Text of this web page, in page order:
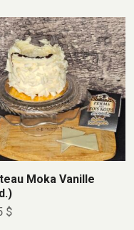
Moka Vanille
$